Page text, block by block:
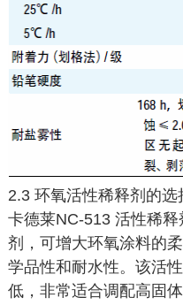
2.3 环氧活性稀释剂的选
卡德莱NC-513 活性稀
剂，可增大环氧涂料的
学品性和耐水性。该活
低，非常适合调配高固